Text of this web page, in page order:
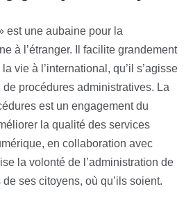
est une aubaine pour la
à l’étranger. Il facilite grandement
vie à l’international, qu’il s’agisse
de procédures administratives. La
est un engagement du
la qualité des services
en collaboration avec
la volonté de l’administration de
ses citoyens, où qu’ils soient.